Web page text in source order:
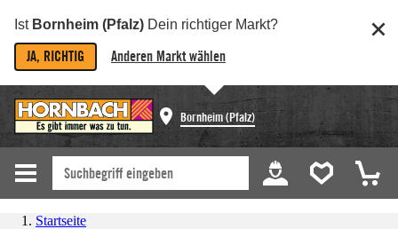
Ist Bornheim (Pfalz) Dein richtiger Markt?
JA, RICHTIG Anderen Markt wählen
Bornheim (Pfalz)
Startseite